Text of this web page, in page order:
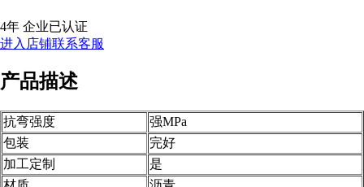
4年 企业已认证
进入店铺联系客服
产品描述
抗弯强度
强MPa
包装
完好
加工定制
是